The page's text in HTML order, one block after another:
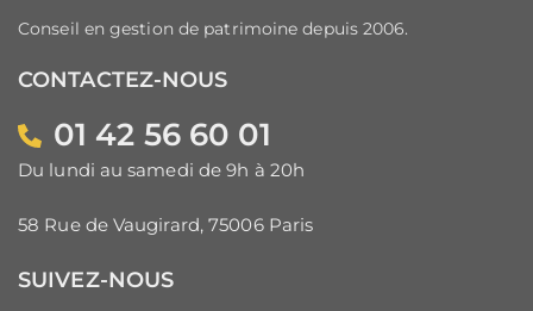
Conseil en gestion de patrimoine depuis 2006.
CONTACTEZ-NOUS
01 42 56 60 01
Du lundi au samedi de 9h à 20h
58 Rue de Vaugirard, 75006 Paris
SUIVEZ-NOUS